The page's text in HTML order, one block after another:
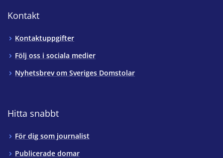
Kontakt
Kontaktuppgifter
Följ oss i sociala medier
Nyhetsbrev om Sveriges Domstolar
Hitta snabbt
För dig som journalist
Publicerade domar